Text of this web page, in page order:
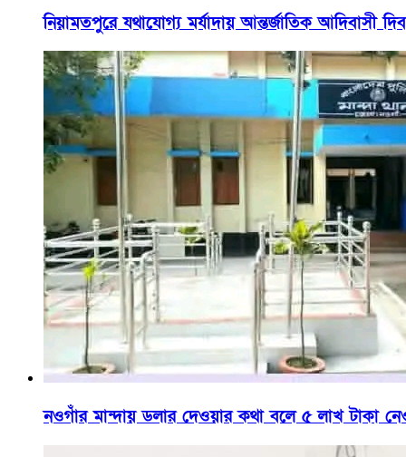
নিয়ামতপুরে যথাযোগ্য মর্যাদায় আন্তর্জাতিক আদিবাসী
নওগাঁর মান্দায় ডলার দেওয়ার কথা বলে ৫ লাখ টাকা